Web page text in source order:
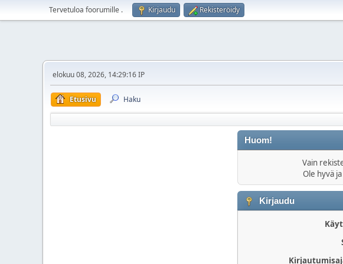
Tervetuloa foorumille . Kirjaudu Rekisteröidy
elokuu 08, 2026, 14:29:16 IP
Etusivu Haku
Huom!
Vain
Ole hyvä
Kirjaudu